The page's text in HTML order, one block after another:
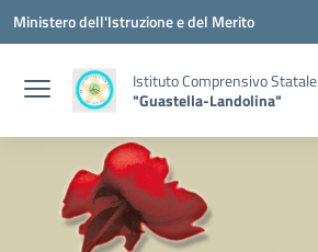
Vai ai contenuti
Vai al menu di navigazione
Vai al footer
Ministero dell'Istruzione e del Merito
Istituto Comprensivo Statale
"Guastella-Landolina"